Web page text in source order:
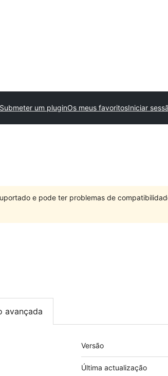
Submeter um pluginOs meus favoritosIniciar
e pode ter problemas de
avançada
Metadados
Versão
Última actualização